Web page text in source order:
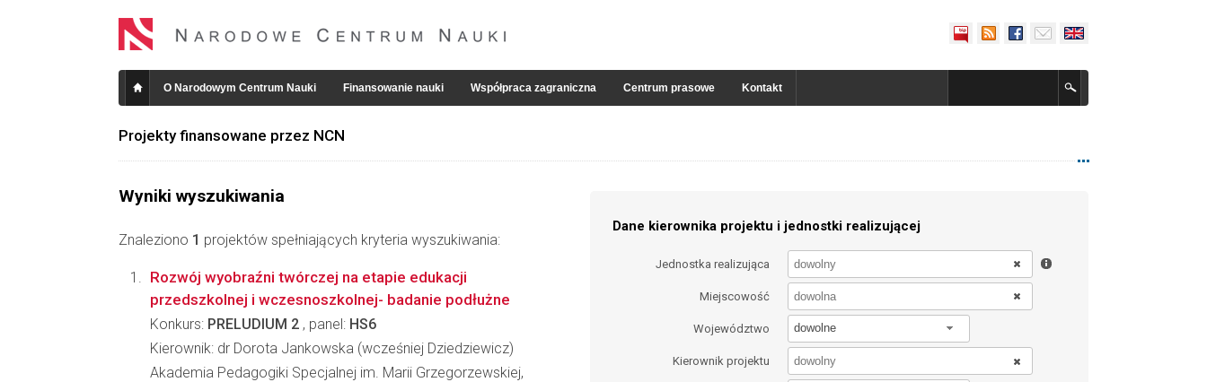
O Narodowym Centrum Nauki Finansowanie nauki Współpraca zagraniczna Centrum prasowe Kontakt
Projekty finansowane przez NCN
Wyniki wyszukiwania
Znaleziono 1 projektów spełniających kryteria wyszukiwania:
Dane kierownika projektu i jednostki realizującej
Jednostka realizująca
Miejscowość
Województwo dowolne
Kierownik projektu
Rozwój wyobraźni twórczej na etapie edukacji
przedszkolnej i wczesnoszkolnej- badanie podłużne
Konkurs: PRELUDIUM 2 , panel: HS6
Kierownik: dr Dorota Jankowska (wcześniej Dziedziewicz)
Akademia Pedagogiki Specjalnej im. Marii Grzegorzewskiej,